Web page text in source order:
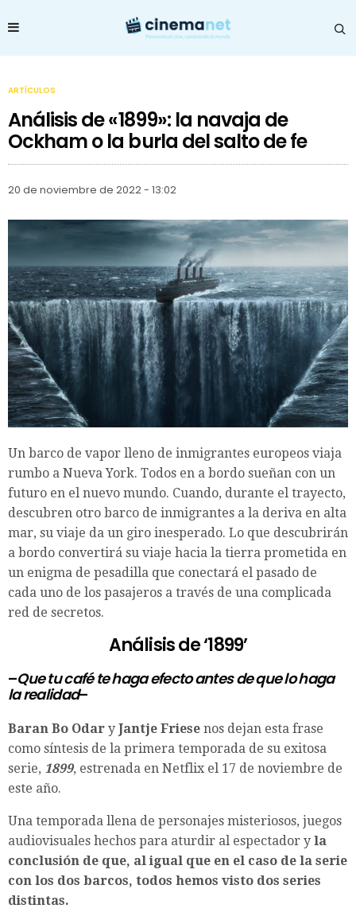
ARTÍCULOS
Análisis de «1899»: la navaja de
Ockham o la burla del salto de fe
20 de noviembre de 2022 - 13:02
Un barco de vapor lleno de inmigrantes europeos viaja
rumbo a Nueva York. Todos en a bordo sueñan con un
futuro en el nuevo mundo. Cuando, durante el trayecto,
descubren otro barco de inmigrantes a la deriva en alta
mar, su viaje da un giro inesperado. Lo que descubrirán
a bordo convertirá su viaje hacia la tierra prometida en
un enigma de pesadilla que conectará el pasado de
cada uno de los pasajeros a través de una complicada
red de secretos.
Análisis de ‘1899’
–Que tu café te haga efecto antes de que lo haga
la realidad–
Baran Bo Odar y Jantje Friese nos dejan esta frase
como síntesis de la primera temporada de su exitosa
serie, 1899, estrenada en Netflix el 17 de noviembre de
este año.
Una temporada llena de personajes misteriosos, juegos
audiovisuales hechos para aturdir al espectador y la
conclusión de que, al igual que en el caso de la serie
con los dos barcos, todos hemos visto dos series
distintas.